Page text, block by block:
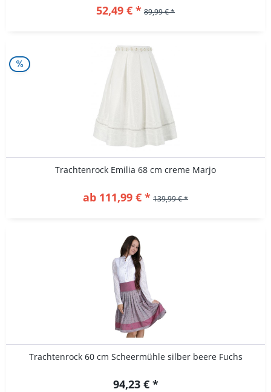
52,49 € * 89,99 € *
Trachtenrock Emilia 68 cm creme Marjo
ab 111,99 € * 139,99 € *
Trachtenrock 60 cm Scheermühle silber beere Fuchs
94,23 € *